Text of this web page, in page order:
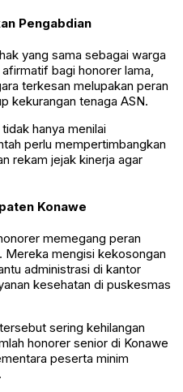
Pengabdian
yang sama sebagai warga
bagi honorer lama,
terkesan melupakan peran
kekurangan tenaga ASN.
hanya menilai
perlu mempertimbangkan
rekam jejak kinerja agar
Konawe
memegang peran
Mereka mengisi kekosongan
administrasi di kantor
kesehatan di puskesmas
sering kehilangan
honorer senior di Konawe
peserta minim